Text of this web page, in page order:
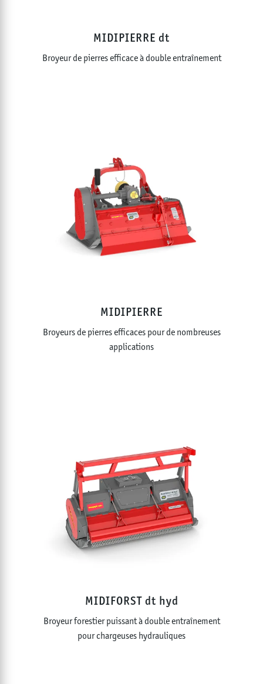
MIDIPIERRE dt
Broyeur de pierres efficace à double entraînement
MIDIPIERRE
Broyeurs de pierres efficaces pour de nombreuses
applications
MIDIFORST dt hyd
Broyeur forestier puissant à double entraînement
pour chargeuses hydrauliques